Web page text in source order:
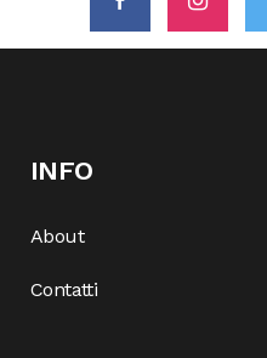
INFO
About
Contatti